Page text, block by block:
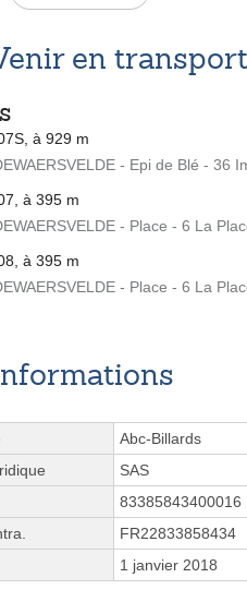
en
à 929 m
- Epi de Blé - 36
à 395 m
- Place - 6 La
à 395 m
- Place - 6 La
Abc-Billards
SAS
83385843400016
FR22833858434
1 janvier 2018